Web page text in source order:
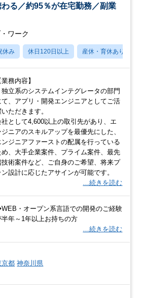
る／約95％が在宅勤務／副業
ワーク
休み 休日120日以上 産休・育休あり
業務内容】
独立系のシステムインテグレータの部門
て、アプリ・開発エンジニアとしてご活
いただきます。
社として4,600以上の取引先があり、エ
ジニアのスキルアップを最優先にした、
ンジニアファーストの配属を行っている
め、大手企業案件、プライム案件、最先
技術案件など、ご自身のご希望、将来プ
ン設計に応じたアサインが可能です。
…続きを読む
・オープン系言語での開発のご経験
半年～1年以上お持ちの方
…続きを読む
京都 神奈川県